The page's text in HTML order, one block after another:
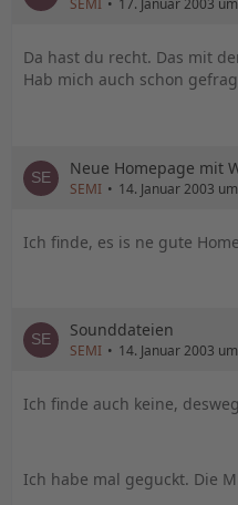
SEMI 17. Januar 2003
Da hast du recht. Das mit
Hab mich auch schon
Neue Homepage mit
SEMI 14. Januar 2003
Ich finde, es is ne gute
Sounddateien
SEMI 14. Januar 2003
Ich finde auch keine,
Ich habe mal geguckt. Die